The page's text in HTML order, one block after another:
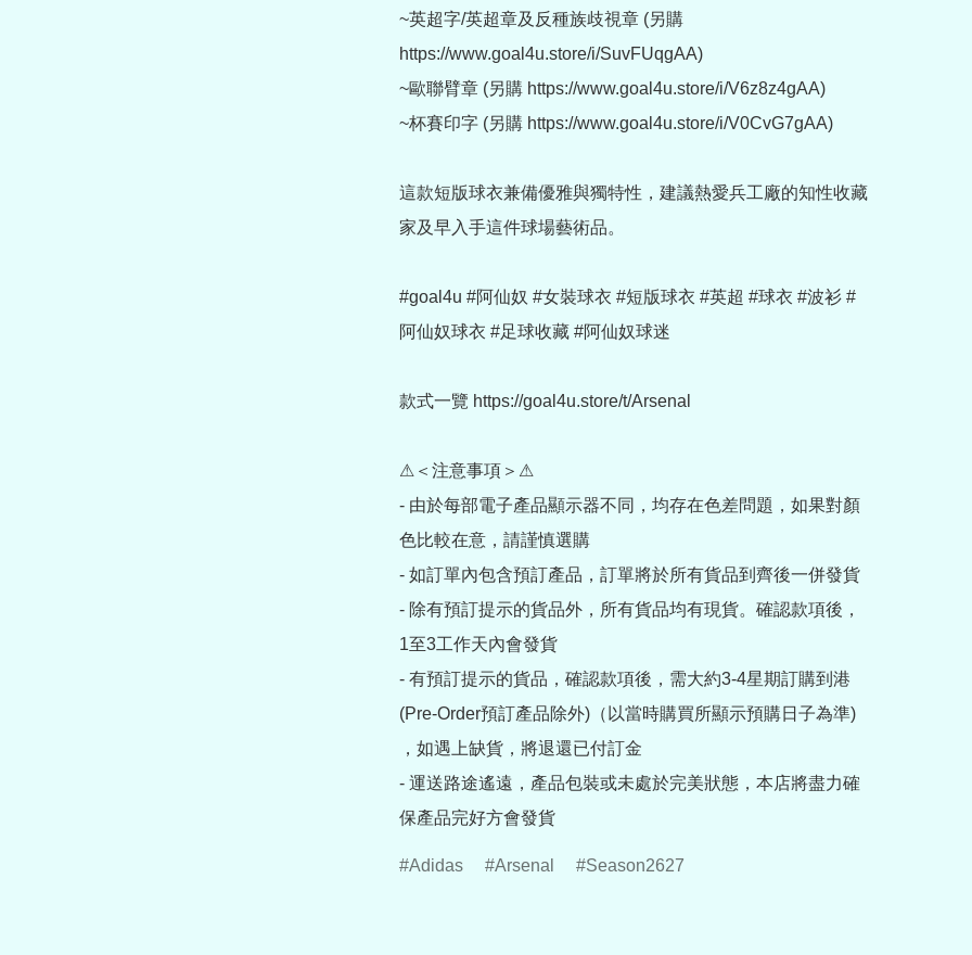
~英超字/英超章及反種族歧視章 (另購
https://www.goal4u.store/i/SuvFUqgAA)
~歐聯臂章 (另購 https://www.goal4u.store/i/V6z8z4gAA)
~杯賽印字 (另購 https://www.goal4u.store/i/V0CvG7gAA)
這款短版球衣兼備優雅與獨特性，建議熱愛兵工廠的知性收藏
家及早入手這件球場藝術品。
#goal4u #阿仙奴 #女裝球衣 #短版球衣 #英超 #球衣 #波衫 #
阿仙奴球衣 #足球收藏 #阿仙奴球迷
款式一覽 https://goal4u.store/t/Arsenal
⚠＜注意事項＞⚠
- 由於每部電子產品顯示器不同，均存在色差問題，如果對顏
色比較在意，請謹慎選購
- 如訂單內包含預訂產品，訂單將於所有貨品到齊後一併發貨
- 除有預訂提示的貨品外，所有貨品均有現貨。確認款項後，
1至3工作天內會發貨
- 有預訂提示的貨品，確認款項後，需大約3-4星期訂購到港
(Pre-Order預訂產品除外)（以當時購買所顯示預購日子為準)
，如遇上缺貨，將退還已付訂金
- 運送路途遙遠，產品包裝或未處於完美狀態，本店將盡力確
保產品完好方會發貨
Adidas Arsenal Season2627